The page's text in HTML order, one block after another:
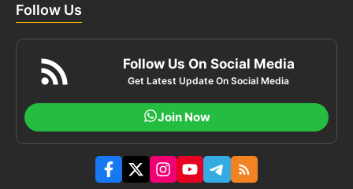
Follow Us
Follow Us On Social Media
Get Latest Update On Social Media
Join Now